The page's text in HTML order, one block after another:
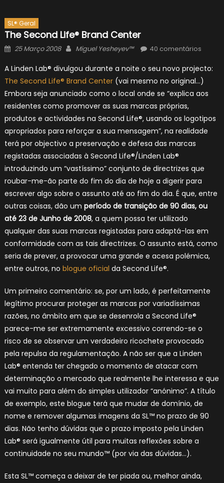
SL® Geral
The Second Life® Brand Center
Posted
25 Março 2008 Author
Miguel Yesheyev™ 40 comentários
A Linden Lab® divulgou durante a noite o seu novo projecto:
The Second Life® Brand Center(vai mesmo no original…)
Embora seja anunciado como o local onde se “explica aos
residentes como promover as suas marcas próprias,
produtos e actividades na Second Life®, usando os logotipos
apropriados para reforçar a sua mensagem”, na realidade
terá por objectivo a preservação e defesa das marcas
registadas associadas à Second Life®/Linden Lab®
introduzindo um “vastíssimo” conjunto de directrizes que
roubar-me-ão parte do fim do dia de hoje a digerir para
escrever algo sobre o assunto até ao fim do dia. É que, entre
outras coisas, dão um período de transição de 90 dias, ou
até 23 de Junho de 2008, a quem possa ter utilizado
qualquer das suas marcas registadas para adaptá-las em
conformidade com as tais directrizes. O assunto está, como
seria de prever, a provocar uma grande e acesa polémica,
entre outros, no blogue oficial da Second Life®.
Um primeiro comentário: se, por um lado, é perfeitamente
legítimo procurar proteger as marcas por variadíssimas
razões, no âmbito em que se desenrola a Second Life®
parece-me ser extremamente excessivo correndo-se o
risco de se observar um verdadeiro ricochete provocado
pela repulsa da regulamentação. A não ser que a Linden
Lab® entenda ter chegado o momento de atacar com
determinação o mercado que realmente lhe interessa e que
vai muito para além do simples utilizador “anónimo”. A título
de exemplo, este blogue terá que mudar de domínio, de
nome e remover algumas imagens da SL™ no prazo de 90
dias. Não tenho dúvidas que o prazo imposto pela Linden
Lab® será igualmente útil para muitas reflexões sobre a
continuidade no seu mundo™ (por via das dúvidas…).
Esta SL™ começa a deixar de ter piada ou, melhor ainda,